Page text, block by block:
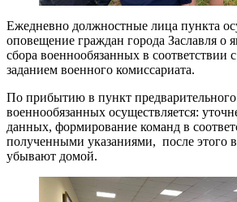
Ежедневно должностные лица пункта
оповещение граждан города Заславля о
сбора военнообязанных в соответствии
заданием военного комиссариата.
По прибытию в пункт предварительного
военнообязанных осуществляется:
данных, формирование команд в
полученными указаниями, после этого
убывают домой.